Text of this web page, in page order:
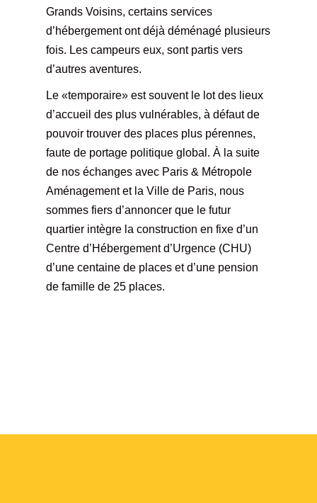
Grands Voisins, certains services
d’hébergement ont déjà déménagé plusieurs
fois. Les campeurs eux, sont partis vers
d’autres aventures.
Le «temporaire» est souvent le lot des lieux
d’accueil des plus vulnérables, à défaut de
pouvoir trouver des places plus pérennes,
faute de portage politique global. À la suite
de nos échanges avec Paris & Métropole
Aménagement et la Ville de Paris, nous
sommes fiers d’annoncer que le futur
quartier intègre la construction en fixe d’un
Centre d’Hébergement d’Urgence (CHU)
d’une centaine de places et d’une pension
de famille de 25 places.